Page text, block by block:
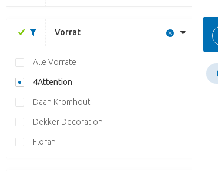
Vorrat
Alle Vorräte
4Attention
Daan Kromhout
Dekker Decoration
Floran